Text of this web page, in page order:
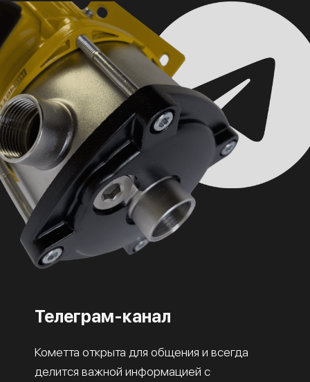
Телеграм-канал
Кометта открыта для общения и всегда
делится важной информацией с